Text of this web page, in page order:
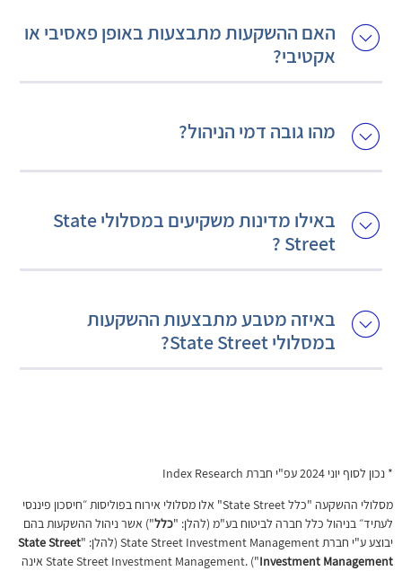
האם ההשקעות מתבצעות באופן פאסיבי או
אקטיבי?
מהו גובה דמי הניהול?
באילו מדינות משקיעים במסלולי State
Street ?
באיזה מטבע מתבצעות ההשקעות
במסלולי State Street?
* נכון לסוף יוני 2024 עפ"י חברת Index Research
מסלולי ההשקעה "כלל State Street" אלו מסלולי אירוח בפוליסות ״חיסכון פיננסי
לעתיד״ בניהול כלל חברה לביטוח בע"מ (להלן: "כלל") אשר ניהול ההשקעות בהם
יבוצע ע"י חברת State Street Investment Management (להלן: "
State Street
Investment Management
") .State Street Investment Management אינה